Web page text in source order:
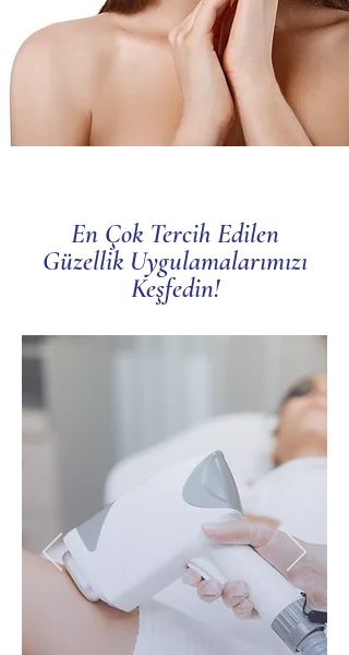
En Çok Tercih Edilen
Güzellik Uygulamalarımızı
Keşfedin!